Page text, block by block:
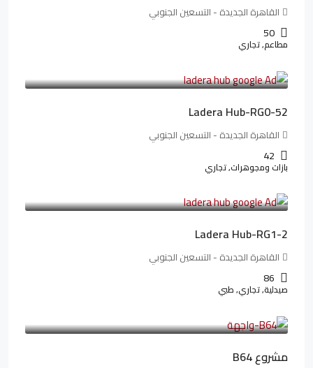
القاهرة الجديدة - التسعين الجنوبي
50
مطاعم, تجاري
Ladera Hub-RG0-52
القاهرة الجديدة - التسعين الجنوبي
42
بازات ومجوهرات, تجاري
Ladera Hub-RG1-2
القاهرة الجديدة - التسعين الجنوبي
86
صيدلية, تجاري, طبي
مشروع B64